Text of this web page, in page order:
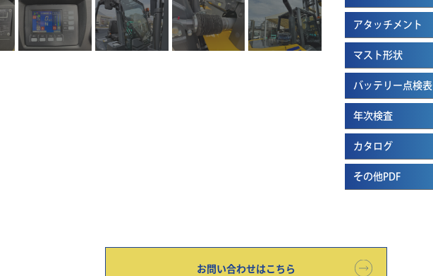
アタッチメント
マスト形状
バッテリー点検表
年次検査
カタログ
その他PDF
お問い合わせはこちら